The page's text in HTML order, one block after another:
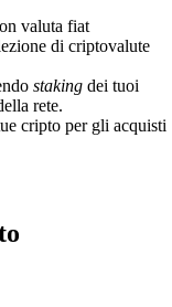
valuta fiat
di criptovalute
staking dei tuoi
rete.
cripto per gli acquisti